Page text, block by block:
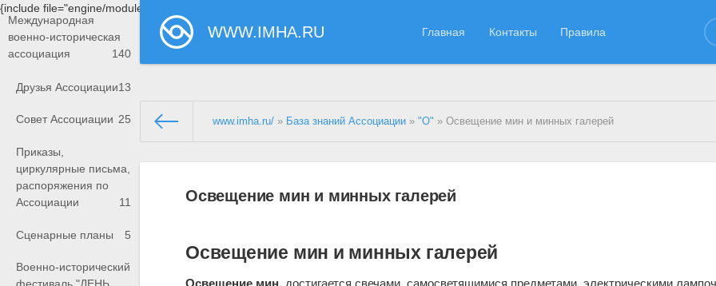
{include file="engine/modules/saperu/head.php"}
WWW.IMHA.RU Главная Контакты Правила
Международная
военно-историческая
ассоциация
140
Друзья Ассоциации13
Совет Ассоциации 25
Приказы,
циркулярные письма,
распоряжения по
Ассоциации
11
Сценарные планы 5
Военно-исторический
www.imha.ru/ » База знаний Ассоциации »"О" » Освещение мин и минных галерей
Освещение мин и минных галерей
Освещение мин и минных галерей
Освещение мин, достигается свечами, самосветящимися предметами, электрическими